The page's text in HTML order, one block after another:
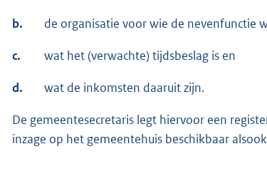
b. de organisatie voor wie de nevenfunctie
c. wat het (verwachte) tijdsbeslag is en
d. wat de inkomsten daaruit zijn.
De gemeentesecretaris legt hiervoor een
inzage op het gemeentehuis beschikbaar